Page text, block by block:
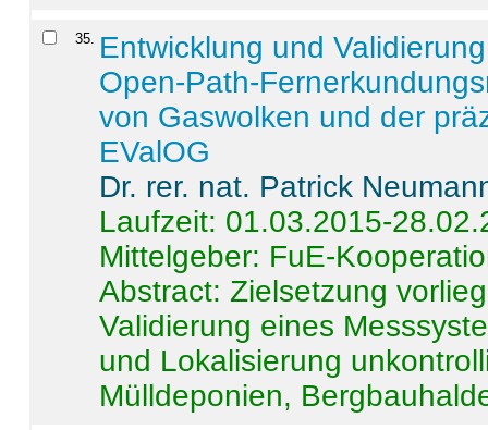
35. Entwicklung und
Open-Path-
von Gaswolken und der
EValOG
Dr. rer. nat. Patrick
Laufzeit: 01.03.2015-
Mittelgeber: FuE-
Abstract:Zielsetzung
Validierung eines
und Lokalisierung
Mülldeponien,